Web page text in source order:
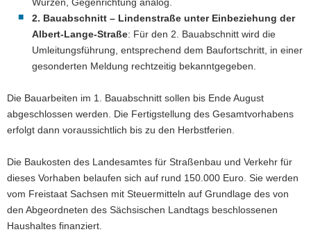
2. Bauabschnitt – Lindenstraße unter Einbeziehung der
Albert-Lange-Straße: Für den 2. Bauabschnitt wird die
Umleitungsführung, entsprechend dem Baufortschritt, in einer
gesonderten Meldung rechtzeitig bekanntgegeben.
Die Bauarbeiten im 1. Bauabschnitt sollen bis Ende August
abgeschlossen werden. Die Fertigstellung des Gesamtvorhabens
erfolgt dann voraussichtlich bis zu den Herbstferien.
Die Baukosten des Landesamtes für Straßenbau und Verkehr für
dieses Vorhaben belaufen sich auf rund 150.000 Euro. Sie werden
vom Freistaat Sachsen mit Steuermitteln auf Grundlage des von
den Abgeordneten des Sächsischen Landtags beschlossenen
Haushaltes finanziert.